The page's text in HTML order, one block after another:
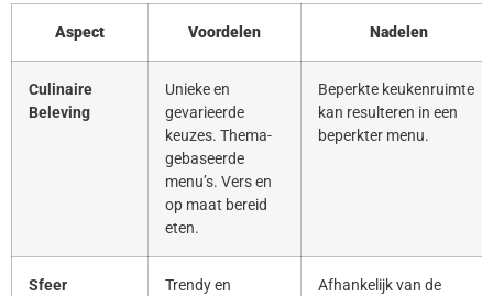
Aspect Voordelen Nadelen
Culinaire
Beleving
Unieke en
gevarieerde
keuzes. Thema-
gebaseerde
menu’s. Vers en
op maat bereid
eten.
Beperkte keukenruimte
kan resulteren in een
beperkter menu.
Sfeer
Trendy en
Afhankelijk van de